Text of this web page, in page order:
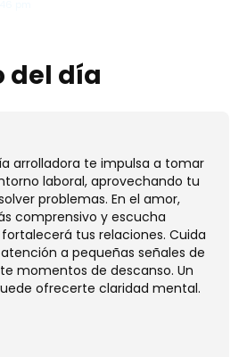
del día
arrolladora te impulsa a tomar
laboral, aprovechando tu
problemas. En el amor,
comprensivo y escucha
tus relaciones. Cuida
a pequeñas señales de
momentos de descanso. Un
ofrecerte claridad mental.